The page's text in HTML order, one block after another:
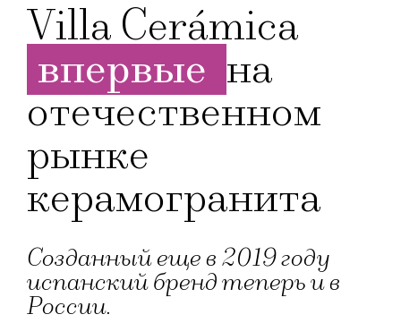
Villa Cerámica
впервые на
отечественном
рынке
керамогранита
Созданный еще в 2019 году
испанский бренд теперь и в
России.